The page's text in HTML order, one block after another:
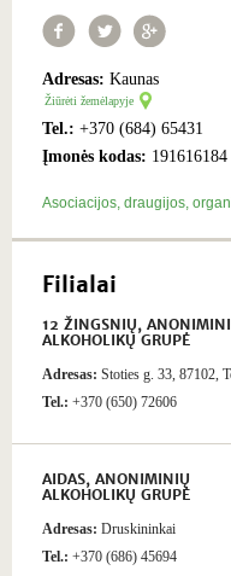
Adresas: Kaunas
Žiūrėti žemėlapyje
Tel.: +370 (684) 65431
Įmonės kodas: 191616184
Asociacijos, draugijos,
Filialai
12 ŽINGSNIŲ,
ALKOHOLIKŲ GRUPĖ
Adresas: Stoties g. 33, 87102,
Tel.: +370 (650) 72606
AIDAS, ANONIMINIŲ
ALKOHOLIKŲ GRUPĖ
Adresas: Druskininkai
Tel.: +370 (686) 45694